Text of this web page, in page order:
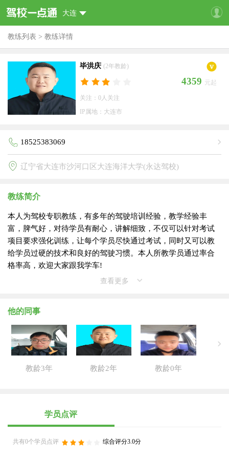
大连
教练列表 > 教练详情
毕洪庆 (2年教龄)
4359 元起
关注：0人关注
IP属地：大连市
18525383069
辽宁省大连市沙河口区大连海洋大学(永达驾校)
教练简介
本人为驾校专职教练，有多年的驾驶培训经验，教学经验丰
富，脾气好，对待学员有耐心，讲解细致，不仅可以针对考试
项目要求强化训练，让每个学员尽快通过考试，同时又可以教
给学员过硬的技术和良好的驾驶习惯。本人所教学员通过率合
格率高，欢迎大家跟我学车!
查看更多
他的同事
教龄3年 教龄2年 教龄0年
学员点评
共有0个学员点评 综合评分3.0分